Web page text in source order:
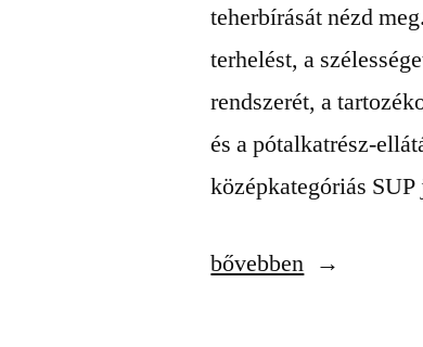
teherbírását nézd
terhelést, a
rendszerét, a
és a pótalkatrész-
középkategóriás
„SUP
bővebben